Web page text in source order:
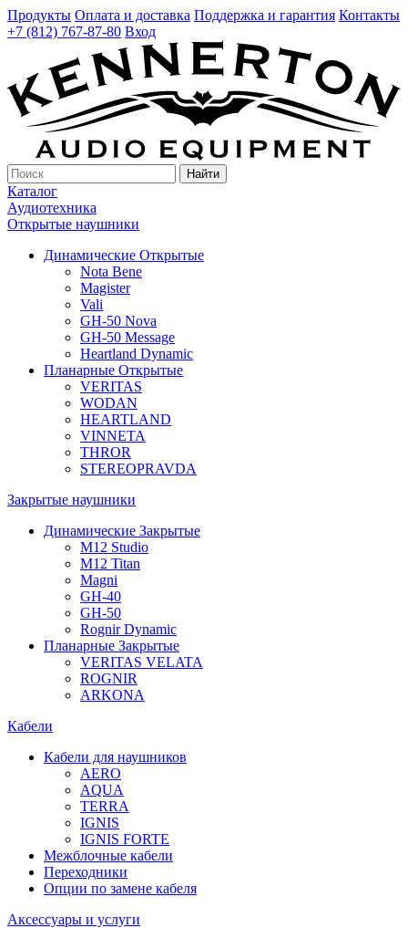
Продукты Оплата и доставка Поддержка и гарантия Контакты
+7 (812) 767-87-80 Вход
Найти
Каталог
Аудиотехника
Открытые наушники
Динамические Открытые
Nota Bene
Magister
Vali
GH-50 Nova
GH-50 Message
Heartland Dynamic
Планарные Открытые
VERITAS
WODAN
HEARTLAND
VINNETA
THROR
STEREOPRAVDA
Закрытые наушники
Динамические Закрытые
M12 Studio
M12 Titan
Magni
GH-40
GH-50
Rognir Dynamic
Планарные Закрытые
VERITAS VELATA
ROGNIR
ARKONA
Кабели
Кабели для наушников
AERO
AQUA
TERRA
IGNIS
IGNIS FORTE
Межблочные кабели
Переходники
Опции по замене кабеля
Аксессуары и услуги